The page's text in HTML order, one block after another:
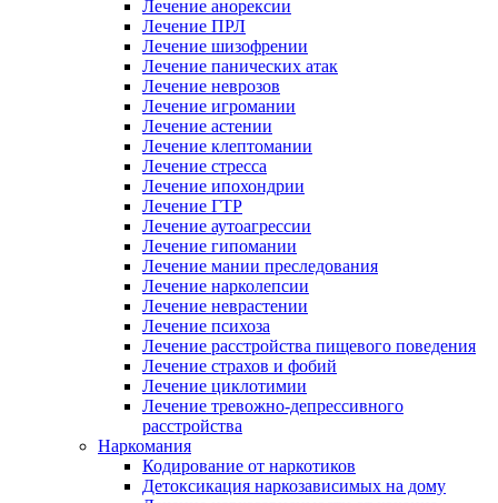
Лечение анорексии
Лечение ПРЛ
Лечение шизофрении
Лечение панических атак
Лечение неврозов
Лечение игромании
Лечение астении
Лечение клептомании
Лечение стресса
Лечение ипохондрии
Лечение ГТР
Лечение аутоагрессии
Лечение гипомании
Лечение мании преследования
Лечение нарколепсии
Лечение неврастении
Лечение психоза
Лечение расстройства пищевого поведения
Лечение страхов и фобий
Лечение циклотимии
Лечение тревожно-депрессивного
расстройства
Наркомания
Кодирование от наркотиков
Детоксикация наркозависимых на дому